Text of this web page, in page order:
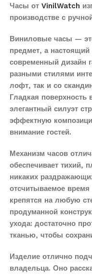
Часы от VinilWatch
производстве с
Виниловые часы —
предмет, а
современный дизайн
разными стилями
лофт, так и со
Гладкая поверхность
элегантный силуэт
эффектную
внимание гостей.
Механизм часов
обеспечивает тихий,
никаких
отсчитываемое время
крепятся на любую
продуманной
ухода: достаточно
тканью, чтобы
Изделие отлично
владельца. Оно